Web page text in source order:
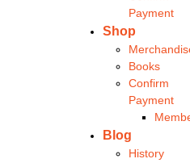
Payment
Shop
Books
Confirm
Payment
Blog
History